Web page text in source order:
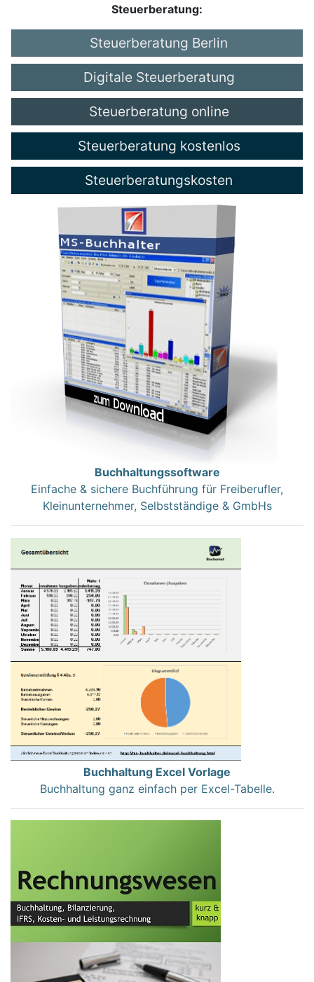
Steuerberatung:
Steuerberatung Berlin
Digitale Steuerberatung
Steuerberatung online
Steuerberatung kostenlos
Steuerberatungskosten
Buchhaltungssoftware
Einfache & sichere Buchführung für Freiberufler,
Kleinunternehmer, Selbstständige & GmbHs
Buchhaltung Excel Vorlage
Buchhaltung ganz einfach per Excel-Tabelle.